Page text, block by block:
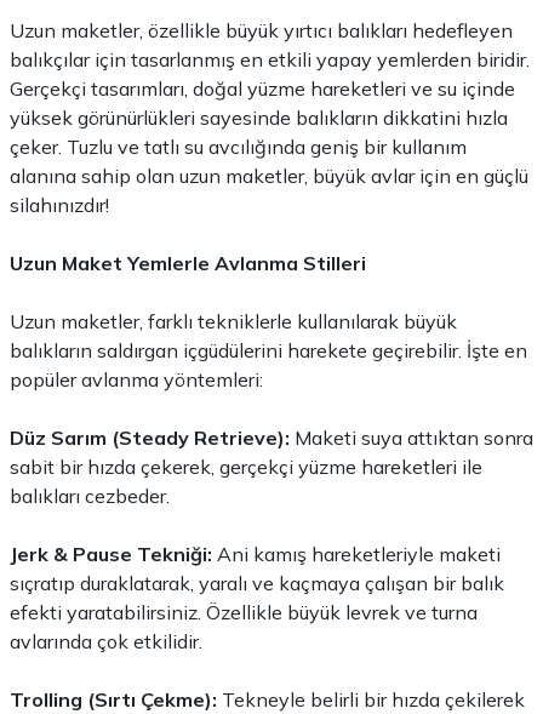
Uzun maketler, özellikle büyük yırtıcı balıkları hedefleyen
balıkçılar için tasarlanmış en etkili yapay yemlerden biridir.
Gerçekçi tasarımları, doğal yüzme hareketleri ve su içinde
yüksek görünürlükleri sayesinde balıkların dikkatini hızla
çeker. Tuzlu ve tatlı su avcılığında geniş bir kullanım
alanına sahip olan uzun maketler, büyük avlar için en güçlü
silahınızdır!
Uzun Maket Yemlerle Avlanma Stilleri
Uzun maketler, farklı tekniklerle kullanılarak büyük
balıkların saldırgan içgüdülerini harekete geçirebilir. İşte en
popüler avlanma yöntemleri:
Düz Sarım (Steady Retrieve): Maketi suya attıktan sonra
sabit bir hızda çekerek, gerçekçi yüzme hareketleri ile
balıkları cezbeder.
Jerk & Pause Tekniği: Ani kamış hareketleriyle maketi
sıçratıp duraklatarak, yaralı ve kaçmaya çalışan bir balık
efekti yaratabilirsiniz. Özellikle büyük levrek ve turna
avlarında çok etkilidir.
Trolling (Sırtı Çekme): Tekneyle belirli bir hızda çekilerek